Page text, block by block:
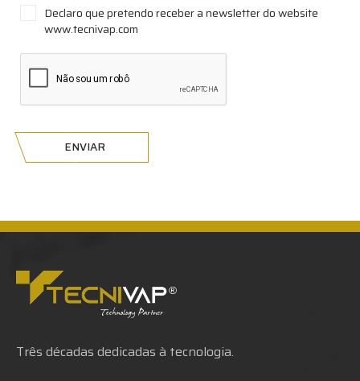
Declaro que pretendo receber a newsletter do website
www.tecnivap.com
ENVIAR
Três décadas dedicadas à tecnologia.